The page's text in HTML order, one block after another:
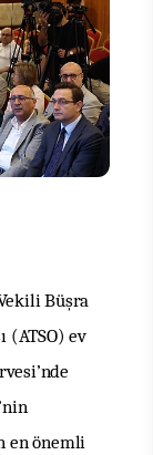
Büşra
(ATSO) ev
en önemli